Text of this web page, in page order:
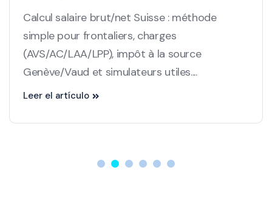
Calcul salaire brut/net Suisse : méthode
simple pour frontaliers, charges
(AVS/AC/LAA/LPP), impôt à la source
Genève/Vaud et simulateurs utiles....
Leer el artículo